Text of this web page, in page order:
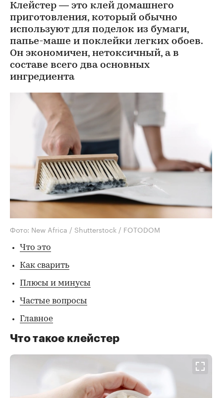
Клейстер — это клей домашнего
приготовления, который обычно
используют для поделок из бумаги,
папье-маше и поклейки легких обоев.
Он экономичен, нетоксичный, а в
составе всего два основных
ингредиента
Фото: New Africa / Shutterstock / FOTODOM
Что это
Как сварить
Плюсы и минусы
Частые вопросы
Главное
Что такое клейстер